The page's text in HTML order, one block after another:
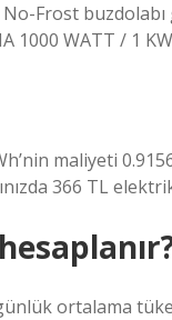
Frost
1000 WATT / 1
maliyeti
366 TL
ortalama